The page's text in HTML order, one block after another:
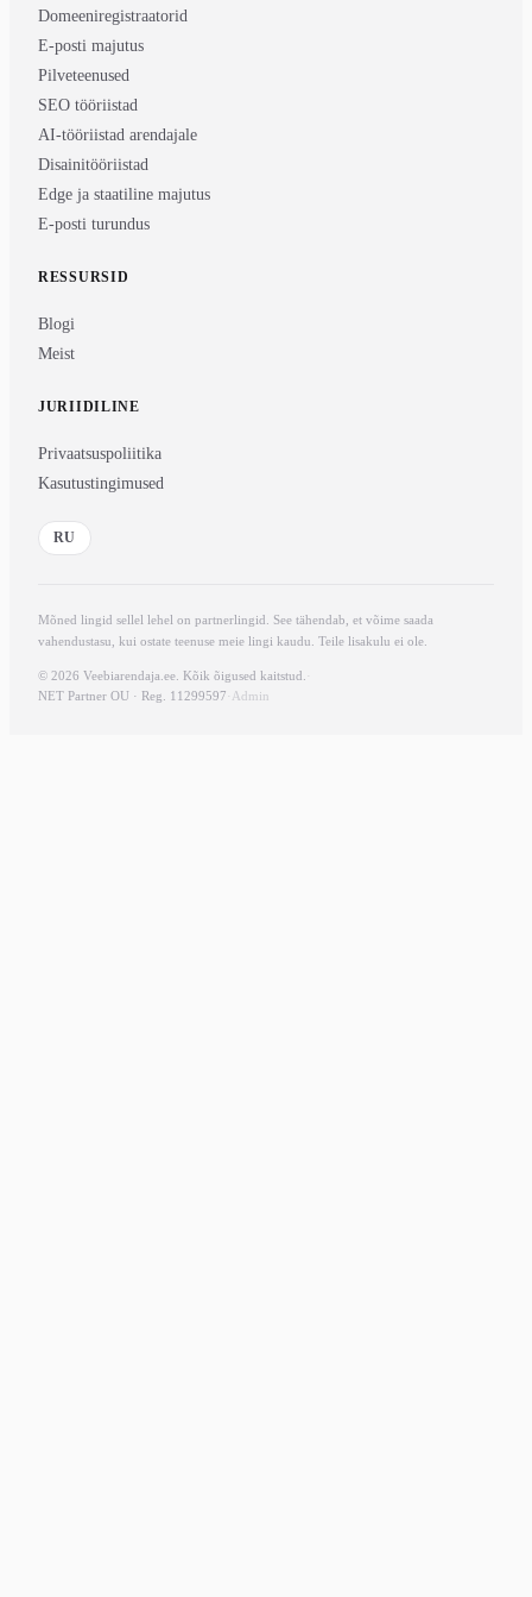
Domeeniregistraatorid
E-posti majutus
Pilveteenused
SEO tööriistad
AI-tööriistad arendajale
Disainitööriistad
Edge ja staatiline majutus
E-posti turundus
RESSURSID
Blogi
Meist
JURIIDILINE
Privaatsuspoliitika
Kasutustingimused
RU
Mõned lingid sellel lehel on partnerlingid. See tähendab, et võime saada
vahendustasu, kui ostate teenuse meie lingi kaudu. Teile lisakulu ei ole.
© 2026 Veebiarendaja.ee. Kõik õigused kaitstud. ·
NET Partner OU · Reg. 11299597· Admin